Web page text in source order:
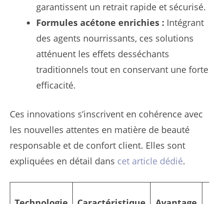
garantissent un retrait rapide et sécurisé.
Formules acétone enrichies : Intégrant
des agents nourrissants, ces solutions
atténuent les effets desséchants
traditionnels tout en conservant une forte
efficacité.
Ces innovations s’inscrivent en cohérence avec
les nouvelles attentes en matière de beauté
responsable et de confort client. Elles sont
expliquées en détail dans cet article dédié.